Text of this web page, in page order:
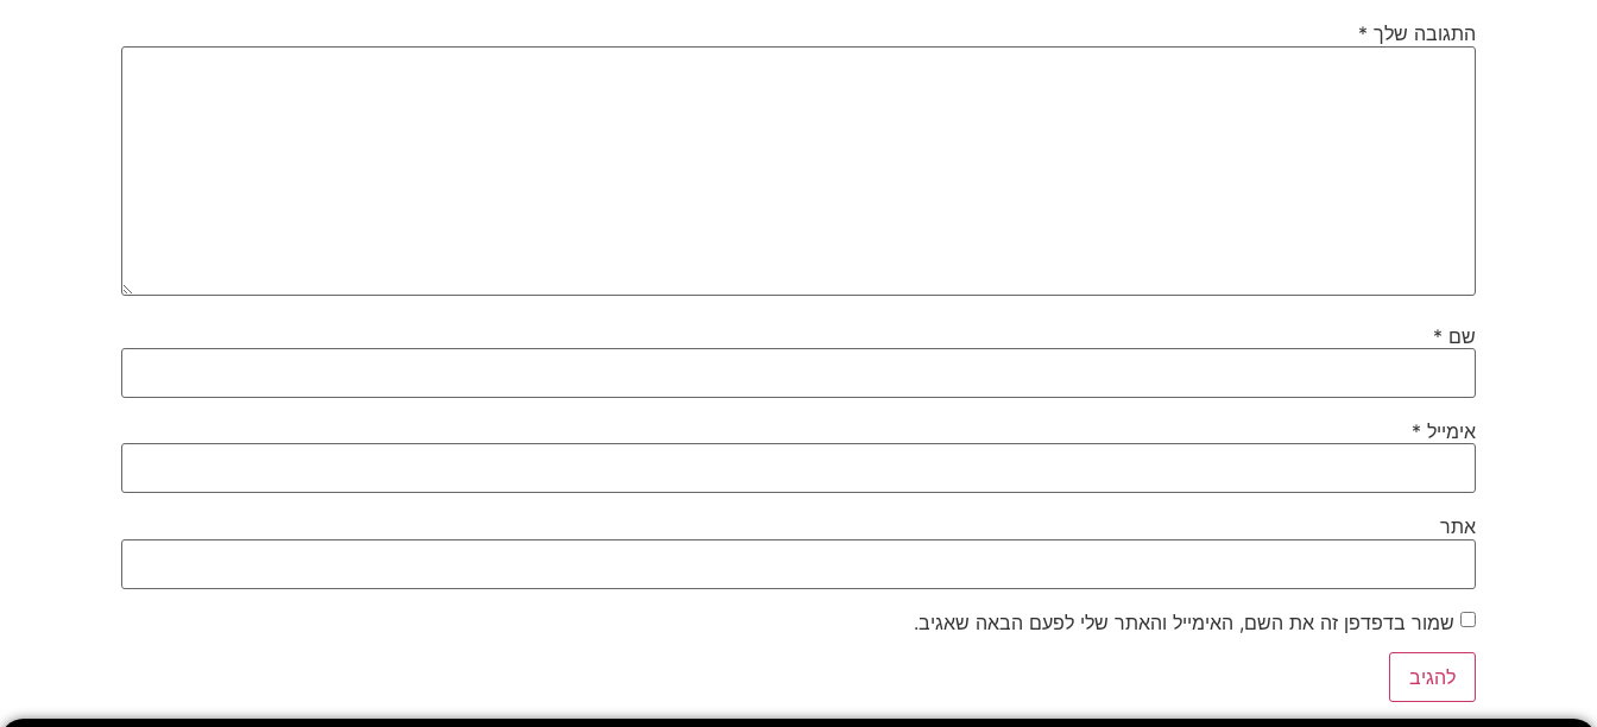
התגובה שלך *
שם *
אימייל *
אתר
שמור בדפדפן זה את השם, האימייל והאתר שלי לפעם הבאה שאגיב.